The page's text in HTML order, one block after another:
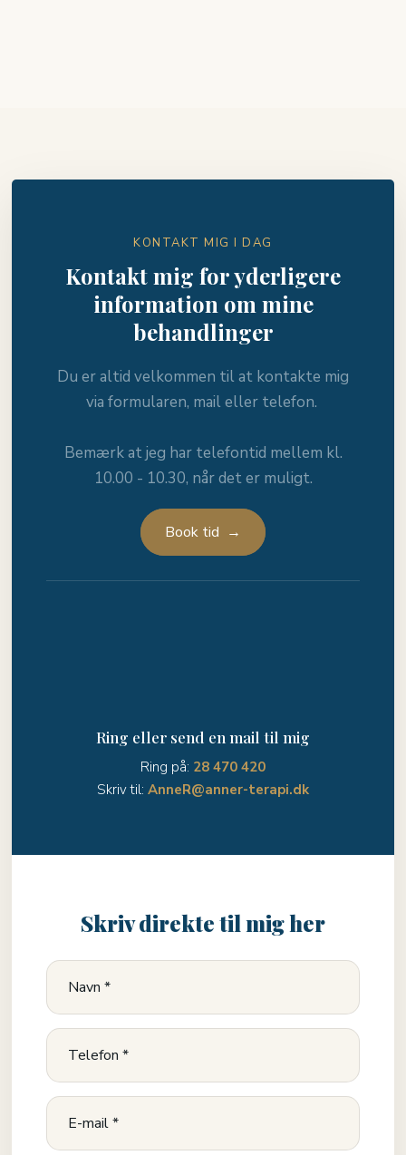
KONTAKT MIG I DAG
Kontakt mig for yderligere
information om mine
behandlinger
Du er altid velkommen til at kontakte mig
via formularen, mail eller telefon. ​
Bemærk at jeg har telefontid mellem kl.
10.00 - 10.30, når det er muligt.
Book tid →
Ring eller send en mail til mig
Ring på: 28 470 420
Skriv til: AnneR@anner-terapi.dk
Skriv direkte til mig her​